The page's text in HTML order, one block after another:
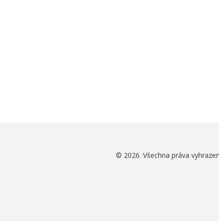
© 2026. Všechna práva